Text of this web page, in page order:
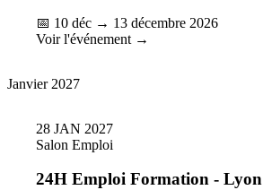
📅 10 déc → 13 décembre 2026
Voir l'événement →
Janvier 2027
28 JAN 2027
Salon Emploi
24H Emploi Formation - Lyon